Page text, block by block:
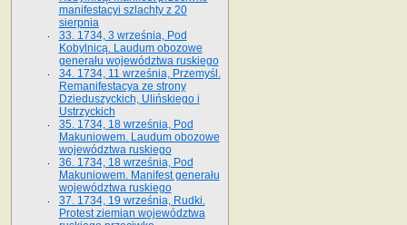
manifestacyi szlachty z 20
sierpnia
33. 1734, 3 września, Pod
Kobylnicą. Laudum obozowe
generału województwa ruskiego
34. 1734, 11 września, Przemyśl.
Remanifestacya ze strony
Dzieduszyckich, Ulińskiego i
Ustrzyckich
35. 1734, 18 września, Pod
Makuniowem. Laudum obozowe
województwa ruskiego
36. 1734, 18 września, Pod
Makuniowem. Manifest generału
województwa ruskiego
37. 1734, 19 września, Rudki.
Protest ziemian województwa